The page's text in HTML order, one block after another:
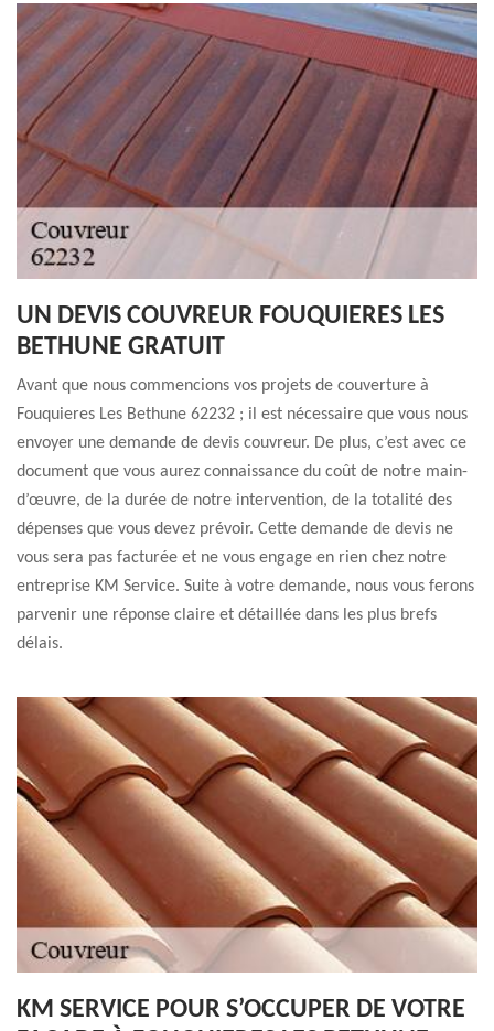
UN DEVIS COUVREUR FOUQUIERES LES
BETHUNE GRATUIT
Avant que nous commencions vos projets de couverture à
Fouquieres Les Bethune 62232 ; il est nécessaire que vous nous
envoyer une demande de devis couvreur. De plus, c’est avec ce
document que vous aurez connaissance du coût de notre main-
d’œuvre, de la durée de notre intervention, de la totalité des
dépenses que vous devez prévoir. Cette demande de devis ne
vous sera pas facturée et ne vous engage en rien chez notre
entreprise KM Service. Suite à votre demande, nous vous ferons
parvenir une réponse claire et détaillée dans les plus brefs
délais.
KM SERVICE POUR S’OCCUPER DE VOTRE